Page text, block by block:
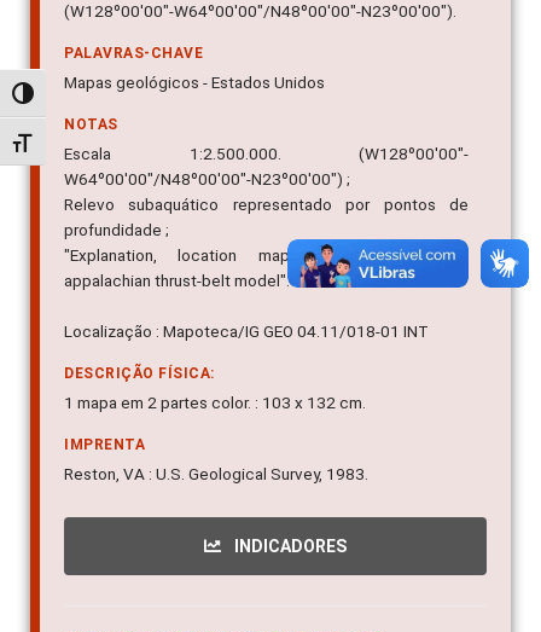
Alternar alto contraste
Alternar tamanho da fonte
(W128º00'00"-W64º00'00"/N48º00'00"-N23º00'00").
PALAVRAS-CHAVE
Mapas geológicos - Estados Unidos
NOTAS
Escala 1:2.500.000. (W128º00'00"-
W64º00'00"/N48º00'00"-N23º00'00") ;
Relevo subaquático representado por pontos de
profundidade ;
"Explanation, location map, purpose, Idealizied
appalachian thrust-belt model".
Localização : Mapoteca/IG GEO 04.11/018-01 INT
DESCRIÇÃO FÍSICA:
1 mapa em 2 partes color. : 103 x 132 cm.
IMPRENTA
Reston, VA : U.S. Geological Survey, 1983.
INDICADORES